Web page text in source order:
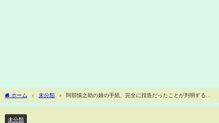
ホーム 未分類
阿部慎之助の娘の手紙、完全に捏造だったことが判明するｗ
ｗｗ【2chまとめ】【2chスレ】【5chスレ】
未分類